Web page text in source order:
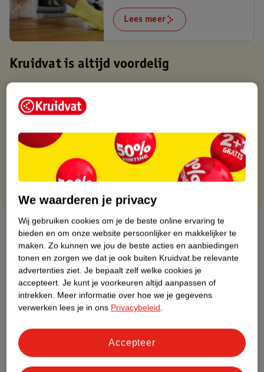
een fris en schoon huis!
Lees meer
Kruidvat is altijd voordelig
Op werkdagen voor 22:00 uur besteld, volgende dag in huis
Gratis retourneren binnen 30 dagen
Gratis punten met je Kruidvat kaart
Over dit product
Productinformatie
Etiketinformatie
Dit product heeft (nog) geen Nature
Meer informatie
We waarderen je privacy
Wij gebruiken cookies om je de beste online ervaring te
bieden en om onze website persoonlijker en makkelijker te
maken. Zo kunnen we jou de beste acties en aanbiedingen
tonen en zorgen we dat je ook buiten Kruidvat.be relevante
advertenties ziet. Je bepaalt zelf welke cookies je
accepteert. Je kunt je voorkeuren altijd aanpassen of
intrekken. Meer informatie over hoe we je gegevens
verwerken lees je in ons Privacybeleid.
Accepteer